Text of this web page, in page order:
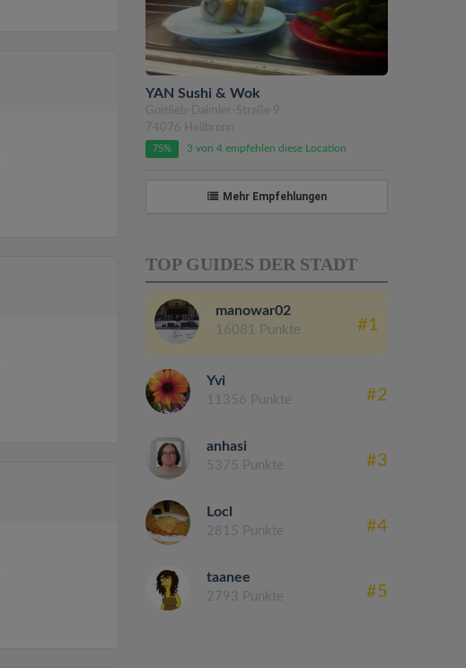
YAN Sushi & Wok
Gottlieb-Daimler-Straße 9
74076 Heilbronn
75% 3 von 4 empfehlen diese Location
Mehr Empfehlungen
TOP GUIDES DER STADT
manowar02
16081 Punkte #1
Yvi
11356 Punkte #2
anhasi
5375 Punkte #3
Locl
2815 Punkte #4
taanee
2793 Punkte #5